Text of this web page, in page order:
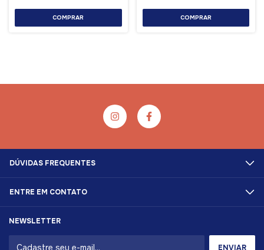
DÚVIDAS FREQUENTES
ENTRE EM CONTATO
NEWSLETTER